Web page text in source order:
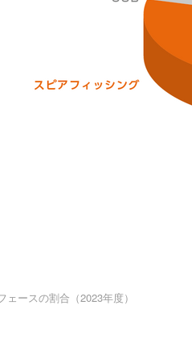
ェースの割合（2023年度）